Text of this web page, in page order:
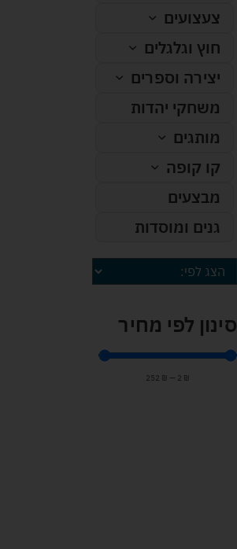
צעצועים
חוץ וגלגלים
יצירה וספרים
משחקי יהדות
מותגים
קו קופה
מבצעים
גנים ומוסדות
סינון לפי מחיר
₪
2
—
₪
252